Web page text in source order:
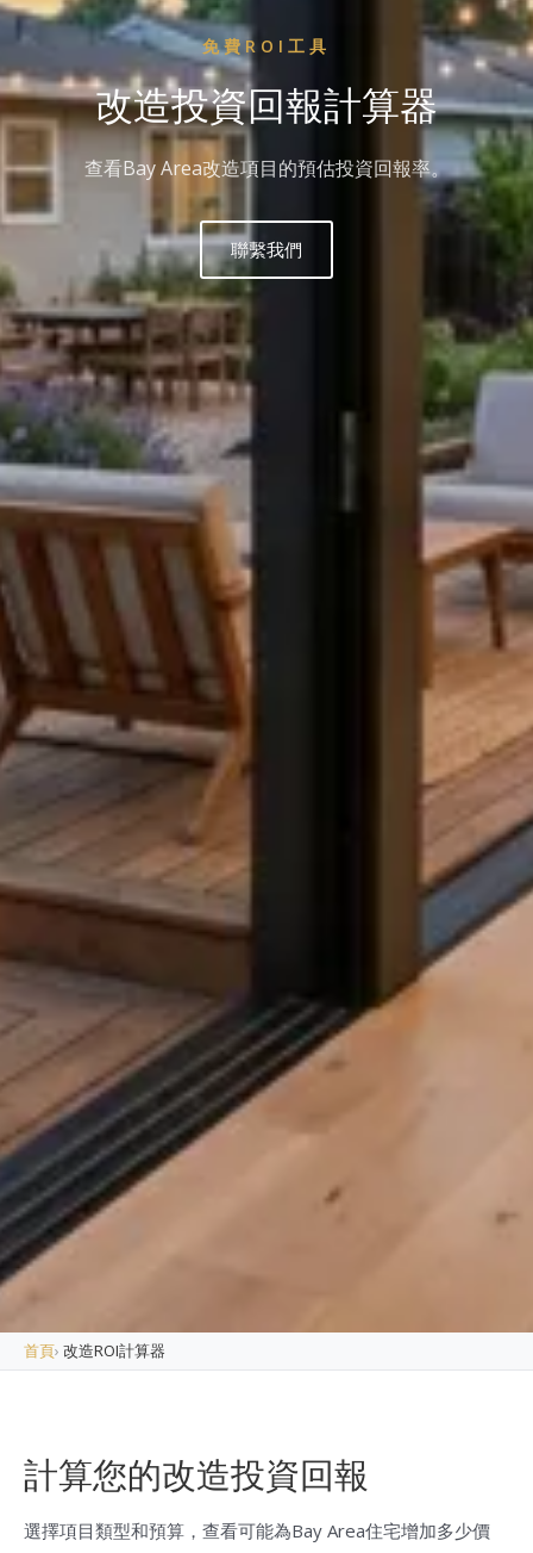
免費ROI工具
改造投資回報計算器
查看Bay Area改造項目的預估投資回報率。
聯繫我們
首頁› 改造ROI計算器
計算您的改造投資回報
選擇項目類型和預算，查看可能為Bay Area住宅增加多少價